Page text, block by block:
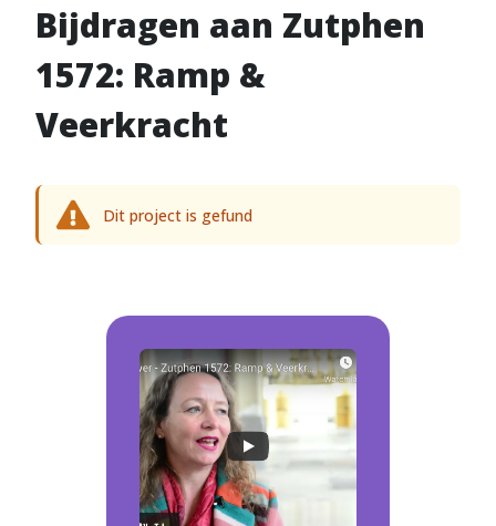
Bijdragen aan Zutphen
1572: Ramp &
Veerkracht
Dit project is gefund